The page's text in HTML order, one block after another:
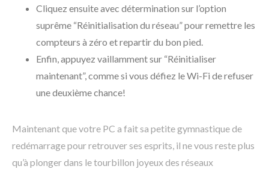
Cliquez ensuite avec détermination sur l’option
suprême “Réinitialisation du réseau” pour remettre les
compteurs à zéro et repartir du bon pied.
Enfin, appuyez vaillamment sur “Réinitialiser
maintenant”, comme si vous défiez le Wi-Fi de refuser
une deuxième chance!
Maintenant que votre PC a fait sa petite gymnastique de
redémarrage pour retrouver ses esprits, il ne vous reste plus
qu’à plonger dans le tourbillon joyeux des réseaux